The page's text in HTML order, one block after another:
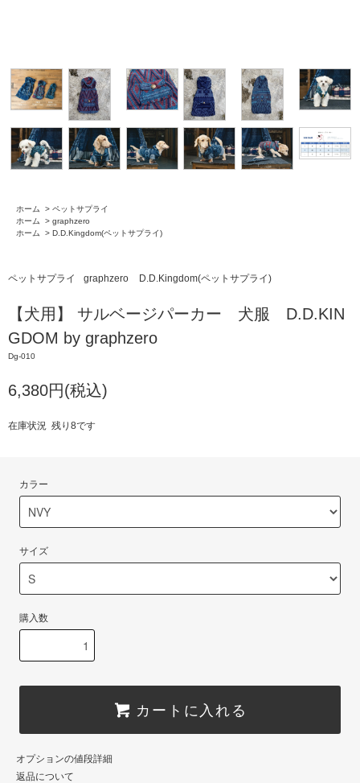
ホーム > ペットサプライ
ホーム
> graphzero
ホーム
> D.D.Kingdom(ペットサプライ)
ペットサプライ graphzero D.D.Kingdom(ペットサプライ)
【犬用】 サルベージパーカー 犬服 D.D.KIN
GDOM by graphzero
Dg-010
6,380円(税込)
在庫状況 残り8です
カラー
サイズ
購入数
カートに入れる
オプションの値段詳細
返品について